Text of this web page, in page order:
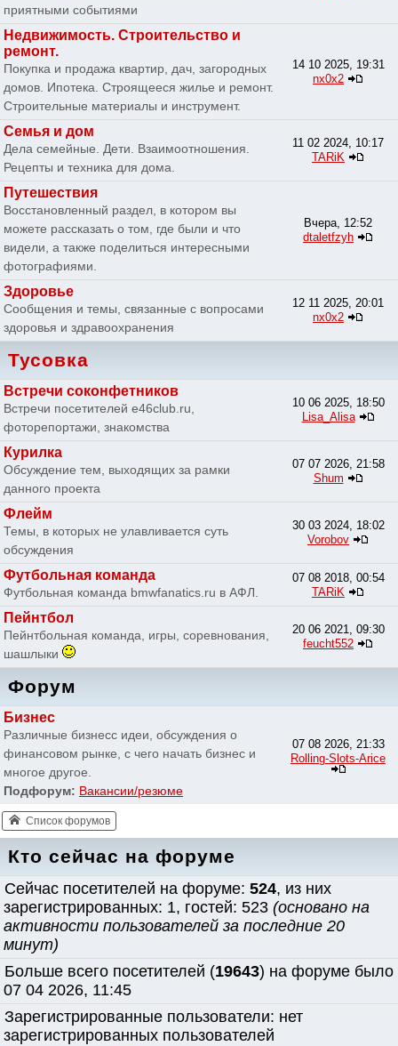
Кто сейчас на форуме
Сейчас посетителей на форуме: 524, из них
зарегистрированных: 1, гостей: 523 (основано на
активности пользователей за последние 20
минут)
Больше всего посетителей (19643) на форуме было
07 04 2026, 11:45
Зарегистрированные пользователи: нет
зарегистрированных пользователей
приятными событиями
Недвижимость. Строительство и
ремонт.
Покупка и продажа квартир, дач, загородных
домов. Ипотека. Строящееся жилье и ремонт.
Строительные материалы и инструмент.
14 10 2025, 19:31
nx0x2
Семья и дом
Дела семейные. Дети. Взаимоотношения.
Рецепты и техника для дома.
11 02 2024, 10:17
TARiK
Путешествия
Восстановленный раздел, в котором вы
можете рассказать о том, где были и что
видели, а также поделиться интересными
фотографиями.
Вчера, 12:52
dtaletfzyh
Здоровье
Сообщения и темы, связанные с вопросами
здоровья и здравоохранения
12 11 2025, 20:01
nx0x2
Тусовка
Встречи соконфетников
Встречи посетителей e46club.ru,
фоторепортажи, знакомства
10 06 2025, 18:50
Lisa_Alisa
Курилка
Обсуждение тем, выходящих за рамки
данного проекта
07 07 2026, 21:58
Shum
Флейм
Темы, в которых не улавливается суть
обсуждения
30 03 2024, 18:02
Vorobov
Футбольная команда
Футбольная команда bmwfanatics.ru в АФЛ.
07 08 2018, 00:54
TARiK
Пейнтбол
Пейнтбольная команда, игры, соревнования,
шашлыки
20 06 2021, 09:30
feucht552
Форум
Бизнес
Различные бизнесс идеи, обсуждения о
финансовом рынке, с чего начать бизнес и
многое другое.
Подфорум: Вакансии/резюме
07 08 2026, 21:33
Rolling-Slots-Arice
Список форумов